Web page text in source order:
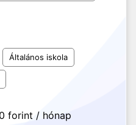
Általános iskola
forint / hónap